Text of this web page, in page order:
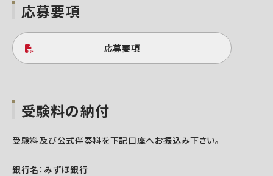
応募要項
応募要項
受験料の納付
受験料及び公式伴奏料を下記口座へお振込み下さい。
銀行名：みずほ銀行